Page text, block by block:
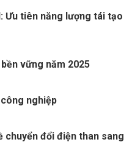
Ưu tiên năng lượng tái tạo
vững năm 2025
nghiệp
chuyển đổi điện than sang